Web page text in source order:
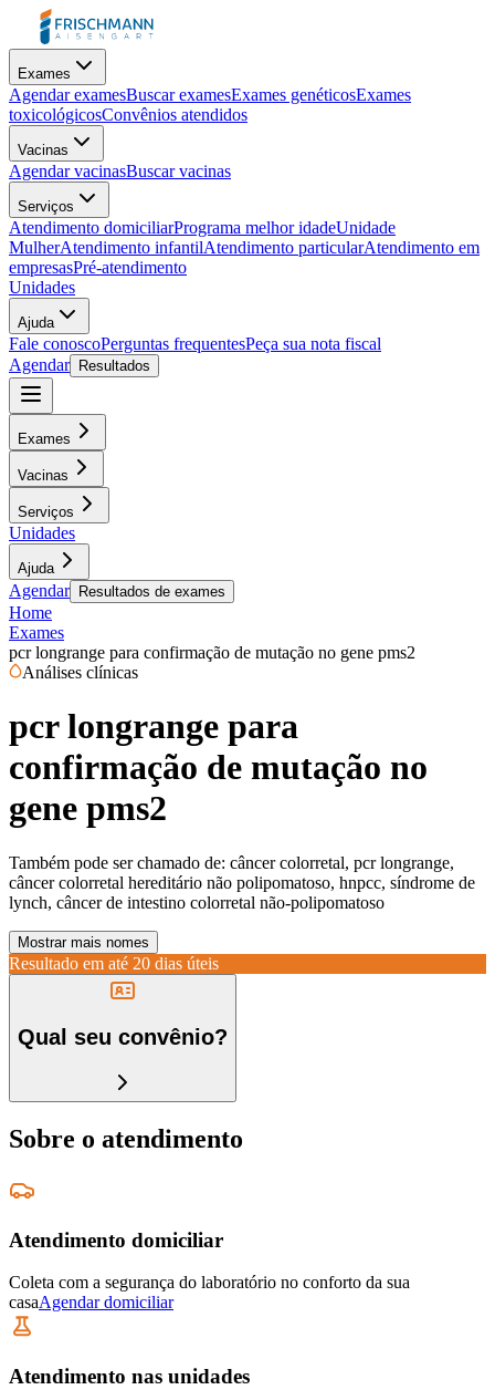
Exames
Agendar examesBuscar examesExames genéticosExames
toxicológicosConvênios atendidos
Vacinas
Agendar vacinasBuscar vacinas
Serviços
Atendimento domiciliarPrograma melhor idadeUnidade
MulherAtendimento infantilAtendimento particularAtendimento em
empresasPré-atendimento
Unidades
Ajuda
Fale conoscoPerguntas frequentesPeça sua nota fiscal
Agendar
Resultados
Exames
Vacinas
Serviços
Unidades
Ajuda
Agendar Resultados de exames
Home
Exames
pcr longrange para confirmação de mutação no gene pms2
Análises clínicas
pcr longrange para
confirmação de mutação no
gene pms2
Também pode ser chamado de: câncer colorretal, pcr longrange,
câncer colorretal hereditário não polipomatoso, hnpcc, síndrome de
lynch, câncer de intestino colorretal não-polipomatoso
Mostrar mais nomes
Resultado em até 20 dias úteis
Qual seu convênio?
Sobre o atendimento
Atendimento domiciliar
Coleta com a segurança do laboratório no conforto da sua
casaAgendar domiciliar
Atendimento nas unidades